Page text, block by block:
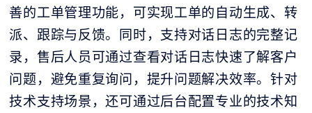
善的工单管理功能，可实现工单的自动生成、转
派、跟踪与反馈。同时，支持对话日志的完整记
录，售后人员可通过查看对话日志快速了解客户
问题，避免重复询问，提升问题解决效率。针对
技术支持场景，还可通过后台配置专业的技术知